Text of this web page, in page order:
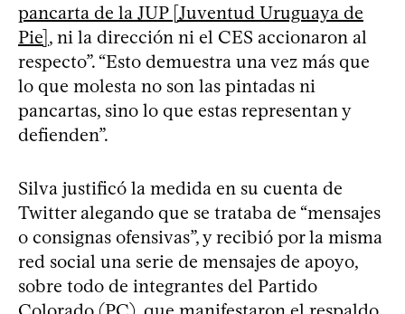
pancarta de la JUP [Juventud Uruguaya de
Pie], ni la dirección ni el CES accionaron al
respecto”. “Esto demuestra una vez más que
lo que molesta no son las pintadas ni
pancartas, sino lo que estas representan y
defienden”.
Silva justificó la medida en su cuenta de
Twitter alegando que se trataba de “mensajes
o consignas ofensivas”, y recibió por la misma
red social una serie de mensajes de apoyo,
sobre todo de integrantes del Partido